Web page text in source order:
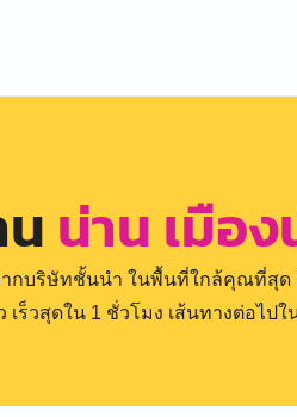
น่าน เมือ
กบริษัทชั้นนำ ในพื้นที่ใกล้คุณที่สุด
เร็วสุดใน 1 ชั่วโมง เส้นทางต่อไป